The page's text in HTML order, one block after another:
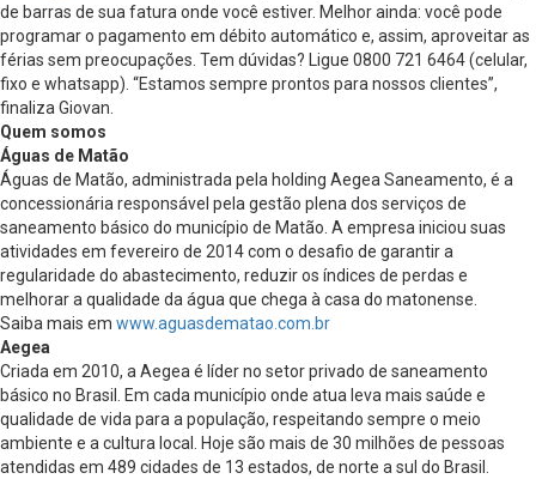
de barras de sua fatura onde você estiver. Melhor ainda: você pode
programar o pagamento em débito automático e, assim, aproveitar as
férias sem preocupações. Tem dúvidas? Ligue 0800 721 6464 (celular,
fixo e whatsapp). “Estamos sempre prontos para nossos clientes”,
finaliza Giovan.
Quem somos
Águas de Matão
Águas de Matão, administrada pela holding Aegea Saneamento, é a
concessionária responsável pela gestão plena dos serviços de
saneamento básico do município de Matão. A empresa iniciou suas
atividades em fevereiro de 2014 com o desafio de garantir a
regularidade do abastecimento, reduzir os índices de perdas e
melhorar a qualidade da água que chega à casa do matonense.
Saiba mais em www.aguasdematao.com.br
Aegea
Criada em 2010, a Aegea é líder no setor privado de saneamento
básico no Brasil. Em cada município onde atua leva mais saúde e
qualidade de vida para a população, respeitando sempre o meio
ambiente e a cultura local. Hoje são mais de 30 milhões de pessoas
atendidas em 489 cidades de 13 estados, de norte a sul do Brasil.